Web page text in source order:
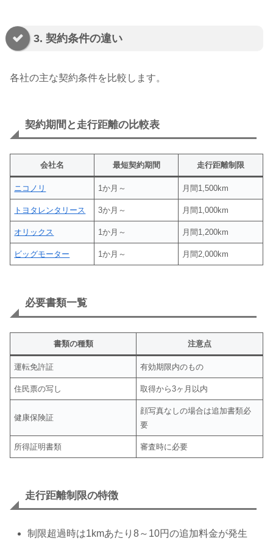
3. 契約条件の違い
各社の主な契約条件を比較します。
契約期間と走行距離の比較表
会社名 最短契約期間 走行距離制限
ニコノリ 1か月～ 月間1,500km
トヨタレンタリース 3か月～ 月間1,000km
オリックス 1か月～ 月間1,200km
ビッグモーター 1か月～ 月間2,000km
必要書類一覧
書類の種類 注意点
運転免許証 有効期限内のもの
住民票の写し 取得から3ヶ月以内
健康保険証
顔写真なしの場合は追加書類必
要
所得証明書類 審査時に必要
走行距離制限の特徴
制限超過時は1kmあたり8～10円の追加料金が発生